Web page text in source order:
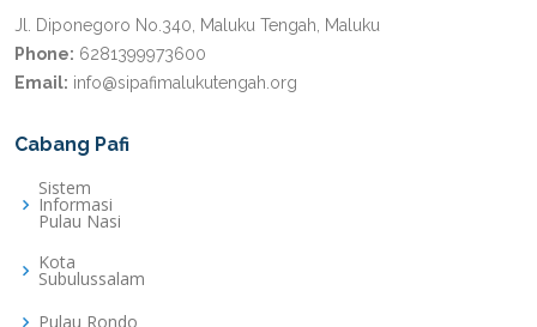
Jl. Diponegoro No.340, Maluku Tengah, Maluku
Phone: 6281399973600
Email: info@sipafimalukutengah.org
Cabang Pafi
Sistem
Informasi
Pulau Nasi
Kota
Subulussalam
Pulau Rondo